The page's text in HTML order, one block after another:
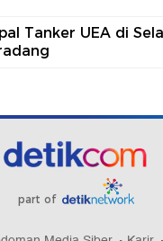
Tanker UEA di
part of